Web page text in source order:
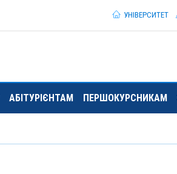
УНІВЕРСИТЕТ
АБІТУРІЄНТАМ ПЕРШОКУРСНИКАМ